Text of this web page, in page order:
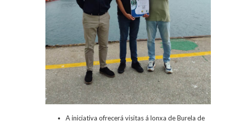
A iniciativa ofrecerá visitas á lonxa de Burela de